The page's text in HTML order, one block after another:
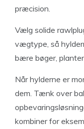
præcision.
Vælg solide
vægtype, så
bære bøger,
Når hylderne er
dem. Tænk over
kombiner for